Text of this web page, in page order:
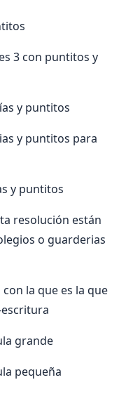
3 con puntitos y
y puntitos
y puntitos para
y puntitos
resolución están
o guarderias
la que es la que
grande
pequeña